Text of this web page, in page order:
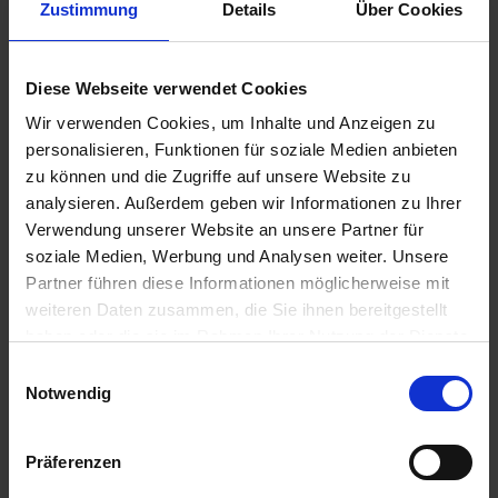
Zustimmung Details Über Cookies
Diese Webseite verwendet Cookies
Wir verwenden Cookies, um Inhalte und Anzeigen zu
personalisieren, Funktionen für soziale Medien anbieten
zu können und die Zugriffe auf unsere Website zu
analysieren. Außerdem geben wir Informationen zu Ihrer
Verwendung unserer Website an unsere Partner für
soziale Medien, Werbung und Analysen weiter. Unsere
Partner führen diese Informationen möglicherweise mit
weiteren Daten zusammen, die Sie ihnen bereitgestellt
Notwendig
Präferenzen
GRANIT
25 Stück
zzgl. MwSt.
31,05 € / St
IN DEN
WARENKORB
GRANIT Messerhalter
zzgl. MwSt.
23,99 € / St
IN DEN
WARENKORB
Anmelden für Ihren persönlichen Preis
25,09 € / St
25,09 €pro 1 Stück